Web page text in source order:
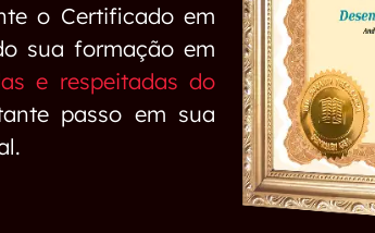
o Certificado em
sua formação em
e respeitadas do
passo em sua